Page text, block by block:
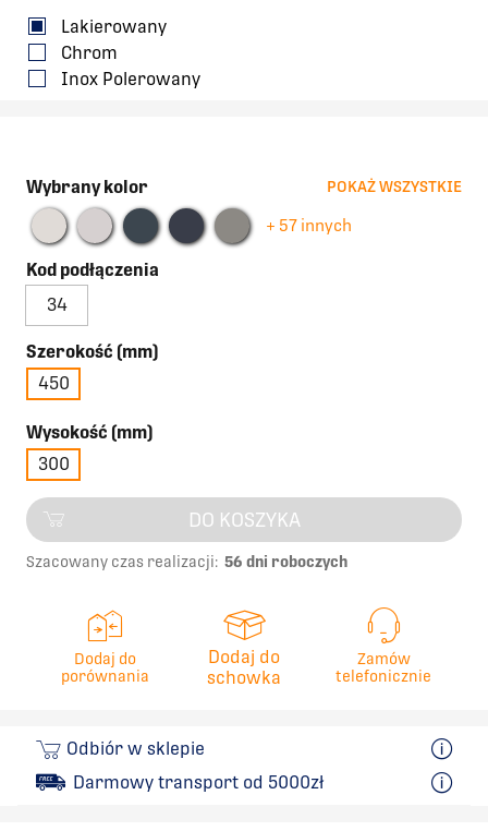
Lakierowany
Chrom
Inox Polerowany
Wybrany kolor POKAŻ WSZYSTKIE
+ 57 innych
Kod podłączenia
34
Szerokość (mm)
450
Wysokość (mm)
300
DO KOSZYKA
Szacowany czas realizacji: 56 dni roboczych
Dodaj do
porównania
Dodaj do
schowka
Zamów
telefonicznie
Odbiór w sklepie
Darmowy transport od 5000zł